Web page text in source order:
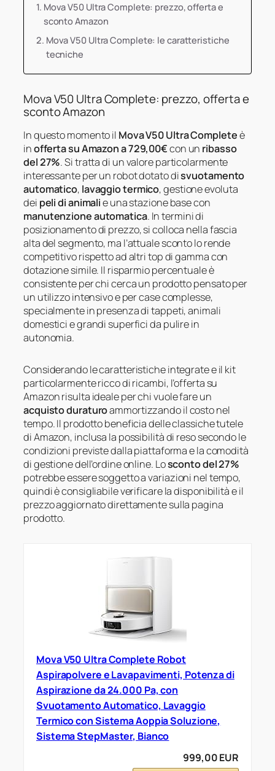
Mova V50 Ultra Complete: prezzo, offerta e
sconto Amazon
Mova V50 Ultra Complete: le caratteristiche
tecniche
Mova V50 Ultra Complete: prezzo, offerta e
sconto Amazon
In questo momento il Mova V50 Ultra Completeè
inofferta su Amazon a 729,00€con un ribasso
del 27%. Si tratta di un valore particolarmente
interessante per un robot dotato disvuotamento
automatico, lavaggio termico, gestione evoluta
dei peli di animalie una stazione base con
manutenzione automatica. In termini di
posizionamento di prezzo, si colloca nella fascia
alta del segmento, ma l’attuale sconto lo rende
competitivo rispetto ad altri top di gamma con
dotazione simile. Il risparmio percentuale è
consistente per chi cerca un prodotto pensato per
un utilizzo intensivo e per case complesse,
specialmente in presenza di tappeti, animali
domestici e grandi superfici da pulire in
autonomia.
Considerando le caratteristiche integrate e il kit
particolarmente ricco di ricambi, l’offerta su
Amazon risulta ideale per chi vuole fare un
acquisto duraturoammortizzando il costo nel
tempo. Il prodotto beneficia delle classiche tutele
di Amazon, inclusa la possibilità di reso secondo le
condizioni previste dalla piattaforma e la comodità
di gestione dell’ordine online. Losconto del 27%
potrebbe essere soggetto a variazioni nel tempo,
quindi è consigliabile verificare la disponibilità e il
prezzo aggiornato direttamente sulla pagina
prodotto.
Mova V50 Ultra Complete Robot
Aspirapolvere e Lavapavimenti, Potenza di
Aspirazione da 24.000 Pa, con
Svuotamento Automatico, Lavaggio
Termico con Sistema Aoppia Soluzione,
Sistema StepMaster, Bianco
999,00 EUR